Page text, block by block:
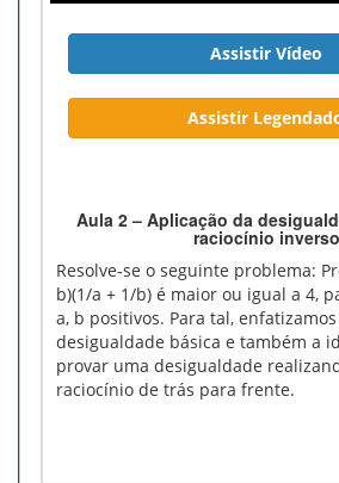
Assistir Vídeo
Assistir
Aula 2 – Aplicação da
raciocínio inverso
Resolve-se o seguinte problema:
b)(1/a + 1/b) é maior ou igual a 4,
a, b positivos. Para tal,
desigualdade básica e também a
provar uma desigualdade
raciocínio de trás para frente.